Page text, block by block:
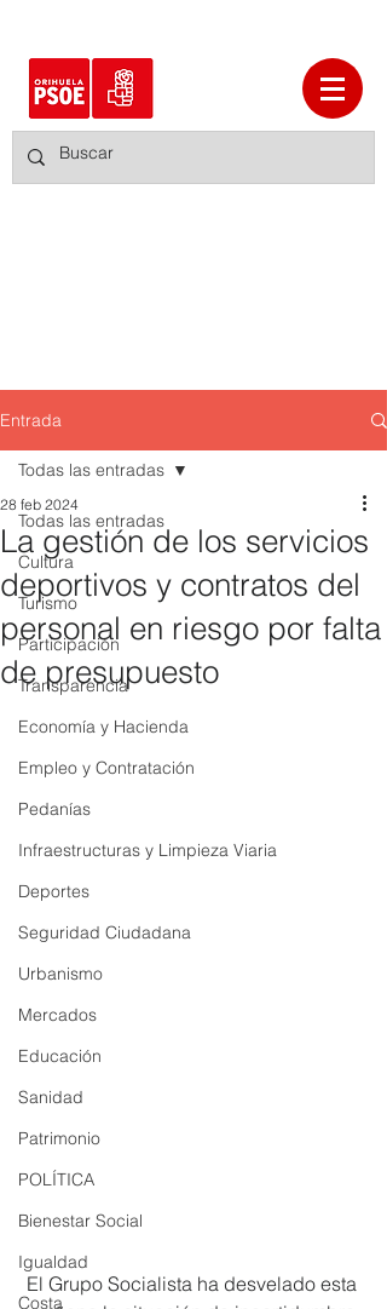
Entrada
Todas las entradas
Cultura
Turismo
Participación
Transparencia
Economía y Hacienda
Empleo y Contratación
Pedanías
Infraestructuras y Limpieza Viaria
Deportes
Seguridad Ciudadana
Urbanismo
Mercados
Educación
Sanidad
Patrimonio
POLÍTICA
Bienestar Social
Igualdad
Costa
Todas las entradas
La gestión de los servicios
deportivos y contratos del
personal en riesgo por falta
de presupuesto
28 feb 2024
El Grupo Socialista ha desvelado esta